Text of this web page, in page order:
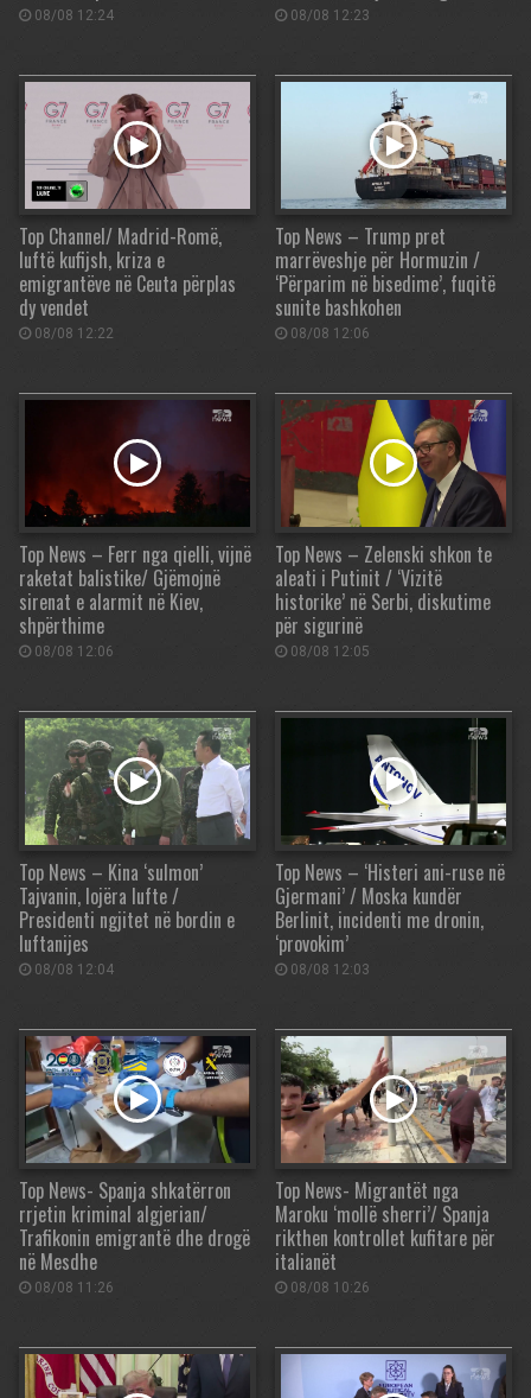
08/08 12:24 08/08 12:23
Top Channel/ Madrid-Romë,
luftë kufijsh, kriza e
emigrantëve në Ceuta përplas
dy vendet
08/08 12:22
Top News – Trump pret
marrëveshje për Hormuzin /
‘Përparim në bisedime’, fuqitë
sunite bashkohen
08/08 12:06
Top News – Ferr nga qielli, vijnë
raketat balistike/ Gjëmojnë
sirenat e alarmit në Kiev,
shpërthime
08/08 12:06
Top News – Zelenski shkon te
aleati i Putinit / ‘Vizitë
historike’ në Serbi, diskutime
për sigurinë
08/08 12:05
Top News – Kina ‘sulmon’
Tajvanin, lojëra lufte /
Presidenti ngjitet në bordin e
luftanijes
08/08 12:04
Top News – ‘Histeri ani-ruse në
Gjermani’ / Moska kundër
Berlinit, incidenti me dronin,
‘provokim’
08/08 12:03
Top News- Spanja shkatërron
rrjetin kriminal algjerian/
Trafikonin emigrantë dhe drogë
në Mesdhe
08/08 11:26
Top News- Migrantët nga
Maroku ‘mollë sherri’/ Spanja
rikthen kontrollet kufitare për
italianët
08/08 10:26